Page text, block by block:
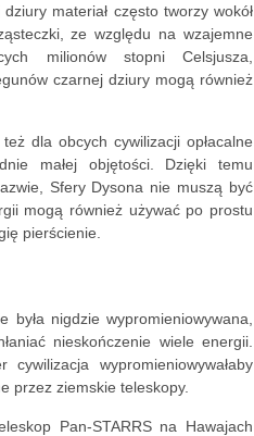
materiał często tworzy wokół
ze względu na wzajemne
milionów stopni Celsjusza,
czarnej dziury mogą również
dla obcych cywilizacji opłacalne
małej objętości. Dzięki temu
Sfery Dysona nie muszą być
mogą również używać po prostu
pierścienie.
nigdzie wypromieniowywana,
nieskończenie wiele energii.
wypromieniowywałaby
przez ziemskie teleskopy.
Pan-STARRS na Hawajach